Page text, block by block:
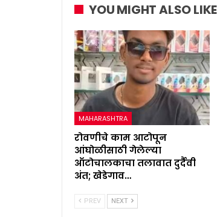
YOU MIGHT ALSO LIKE
MAHARASHTRA
रोवणीचे काम आटोपून
आंघोळीसाठी गेलेल्या
ऑटोचालकाचा तलावात दुर्दैवी
अंत; खेडेगाव…
PREV NEXT